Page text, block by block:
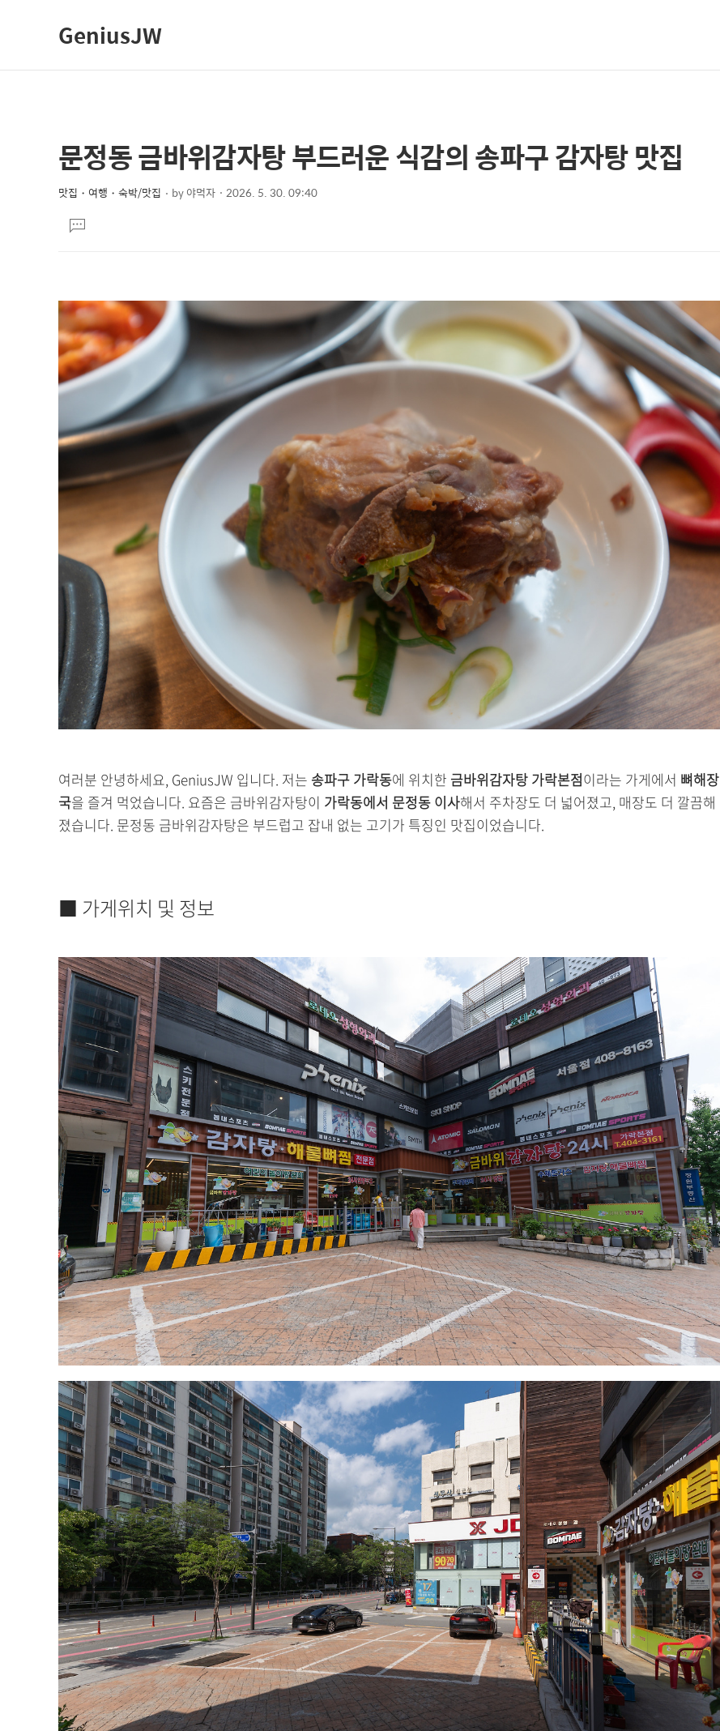
GeniusJW
상
세
컨
텐
본
문
제
문정동 금바위감자탕 부드러운 식감의 송파구 감자탕 맛집
맛집・여행・숙박/맛집 by야먹자 2026. 5. 30. 09:40
문댓
글
여러분 안녕하세요, GeniusJW 입니다. 저는 송파구 가락동에 위치한 금바위감자탕 가락본점이라는 가게에서 뼈해장
국을 즐겨 먹었습니다. 요즘은 금바위감자탕이 가락동에서 문정동 이사해서 주차장도 더 넓어졌고, 매장도 더 깔끔해
졌습니다. 문정동 금바위감자탕은 부드럽고 잡내 없는 고기가 특징인 맛집이었습니다.
■ 가게위치 및 정보